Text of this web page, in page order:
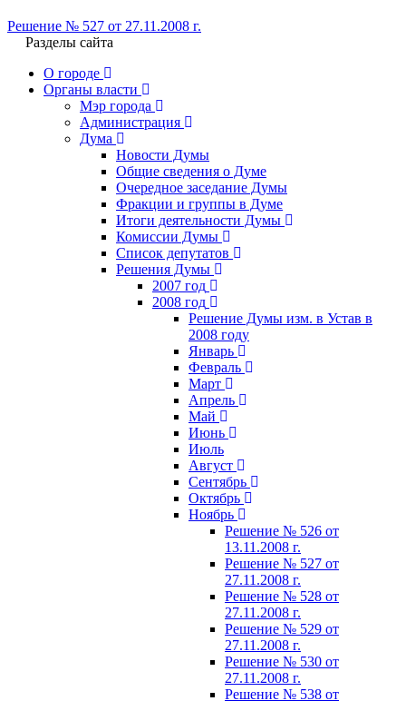
Решение № 527 от 27.11.2008 г.
Разделы сайта
О городе
Органы власти
Мэр города
Администрация
Дума
Новости Думы
Общие сведения о Думе
Очередное заседание Думы
Фракции и группы в Думе
Итоги деятельности Думы
Комиссии Думы
Список депутатов
Решения Думы
2007 год
2008 год
Решение Думы изм. в Устав в
2008 году
Январь
Февраль
Март
Апрель
Май
Июнь
Июль
Август
Сентябрь
Октябрь
Ноябрь
Решение № 526 от
13.11.2008 г.
Решение № 527 от
27.11.2008 г.
Решение № 528 от
27.11.2008 г.
Решение № 529 от
27.11.2008 г.
Решение № 530 от
27.11.2008 г.
Решение № 538 от